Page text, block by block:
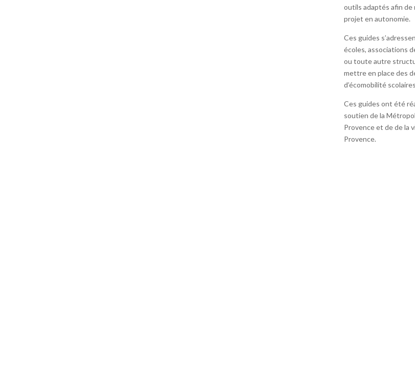
outils adaptés afin de
projet en autonomie.
Ces guides
écoles, associations
ou toute autre
mettre en place des
d’écomobilité
Ces guides ont été
soutien de la
Provence et de de la
Provence.